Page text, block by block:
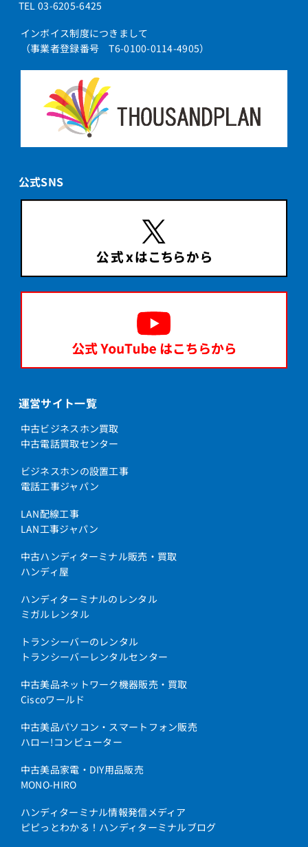
TEL 03-6205-6425
インボイス制度につきまして
（事業者登録番号 T6-0100-0114-4905）
公式SNS
運営サイト一覧
中古ビジネスホン買取
中古電話買取センター
ビジネスホンの設置工事
電話工事ジャパン
LAN配線工事
LAN工事ジャパン
中古ハンディターミナル販売・買取
ハンディ屋
ハンディターミナルのレンタル
ミガルレンタル
トランシーバーのレンタル
トランシーバーレンタルセンター
中古美品ネットワーク機器販売・買取
Ciscoワールド
中古美品パソコン・スマートフォン販売
ハロー!コンピューター
中古美品家電・DIY用品販売
MONO-HIRO
ハンディターミナル情報発信メディア
ピピっとわかる！ハンディターミナルブログ